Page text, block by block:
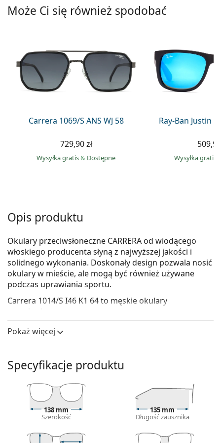
Precision
Może Ci się również spodobać
Carrera 1069/S ANS WJ 58
729,90 zł
Wysyłka gratis& Dostępne
Ray-Ban Justin
Wysyłka gratis
Opis produktu
Okulary przeciwsłoneczne CARRERA od wiodącego
włoskiego producenta słyną z najwyższej jakości i
solidnego wykonania. Doskonały design pozwala nosić
okulary w mieście, ale mogą być również używane
podczas uprawiania sportu.
Carrera 1014/S I46 K1 64to męskie okulary
Skorzystaj z funkcji wirtualnego przymierzania i
zobacz, jak wyglądasz w okularach
Oprawka okularów
Czarny kolor oprawek doskonale pasuje do
chłodnego odcienia skóry oraz do jasnobrązowych,
czarnych lub jasnoblond włosów.
Prostokątne oprawki okularów przeciwsłonecznych
twarz.
Pokaż więcej
Specyfikacje produktu
138 mm
Szerokość
135 mm
Długość zausznika